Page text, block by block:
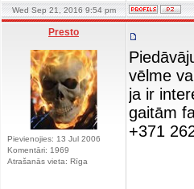
Wed Sep 21, 2016 9:54 pm
Presto
Pievienojies: 13 Jul 2006
Komentāri: 1969
Atrašanās vieta: Rīga
vēlme
ja ir
gaitām
+371